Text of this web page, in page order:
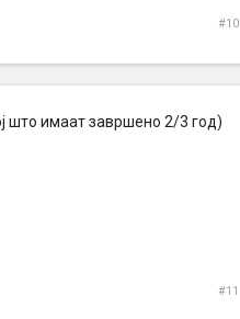
#10
што имаат завршено 2/3 год)
#11